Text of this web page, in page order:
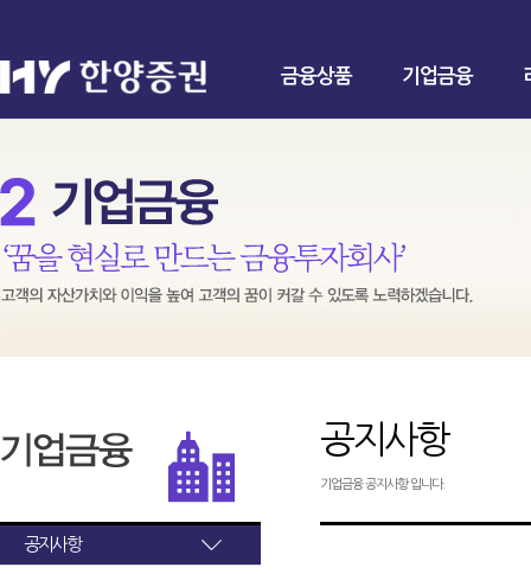
금융상품 기업금융
공지사항
공지사항
기업금융 공지사항 입니다.